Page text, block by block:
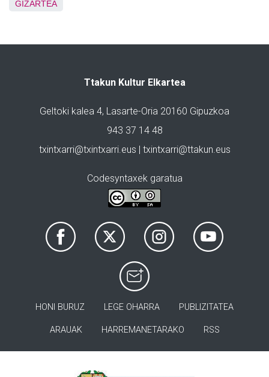
GIZARTEA
Ttakun Kultur Elkartea
Geltoki kalea 4, Lasarte-Oria 20160 Gipuzkoa
943 37 14 48
txintxarri@txintxarri.eus | txintxarri@ttakun.eus
Codesyntaxek garatua
HONI BURUZ LEGE OHARRA PUBLIZITATEA
ARAUAK HARREMANETARAKO RSS